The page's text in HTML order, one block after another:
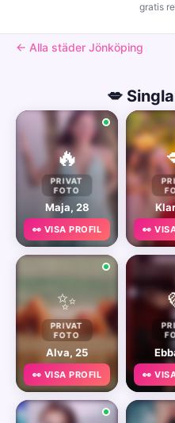
gratis
← Alla städer Jönköping
💋
🔥
PRIVAT
FOTO
Maja, 28
👀 VISA PROFIL 👀
✨
PRIVAT
FOTO
Alva, 25
👀 VISA PROFIL 👀